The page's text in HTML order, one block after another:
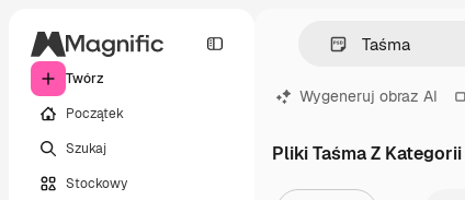
Twórz
Początek
Szukaj
Stockowy
Wygeneruj obraz AI
Pliki Taśma Z